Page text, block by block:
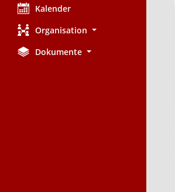
Kalender
Organisation
Dokumente